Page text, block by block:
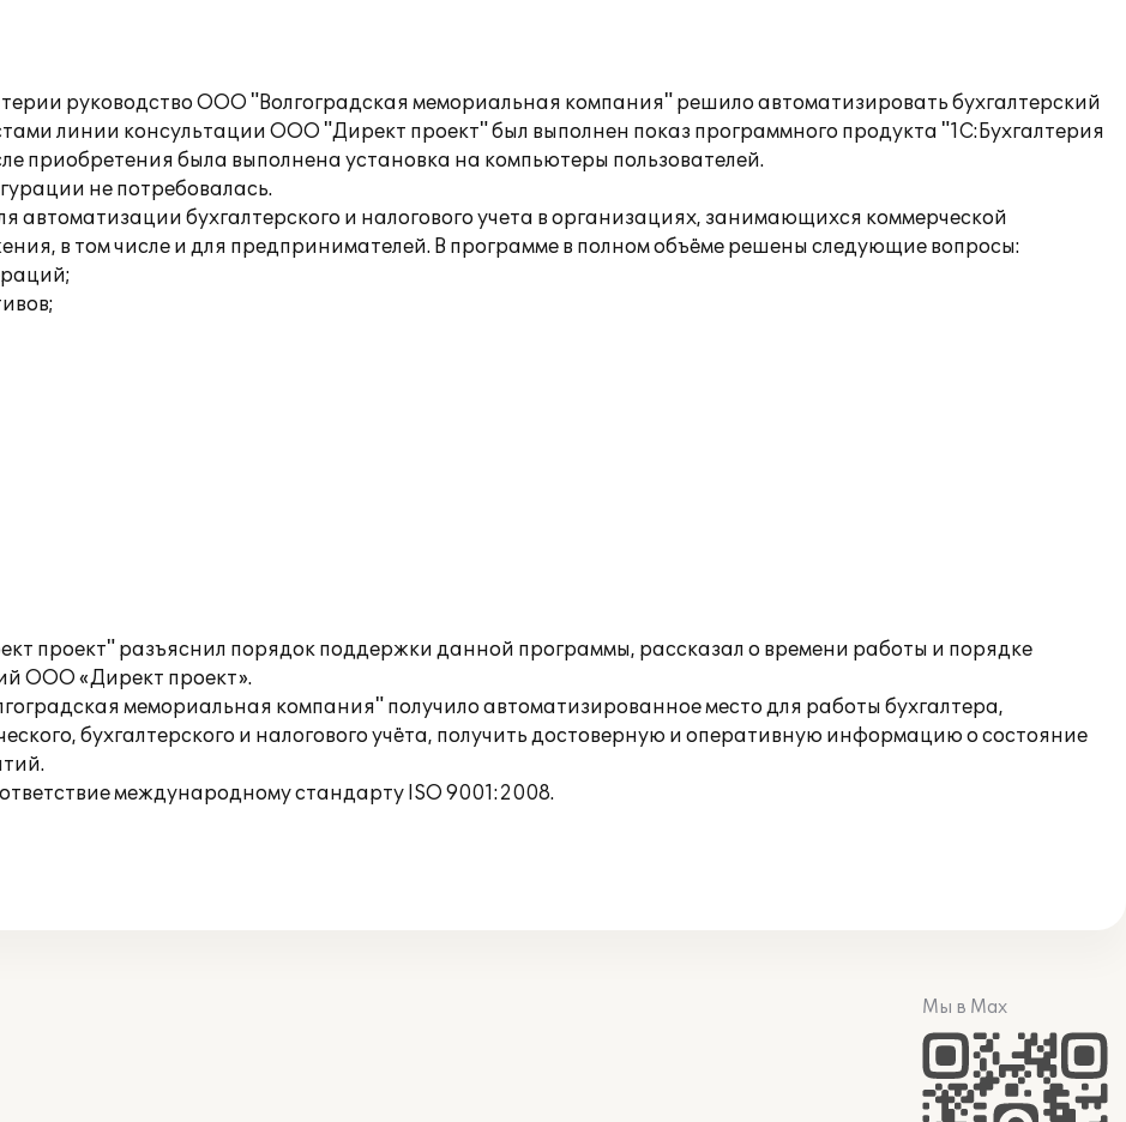
руководство ООО "Волгоградская мемориальная компания" решило автоматизировать бухгалтерский
линии консультации ООО "Директ проект" был выполнен показ программного продукта "1С:Бухгалтерия
приобретения была выполнена установка на компьютеры пользователей.
не потребовалась.
автоматизации бухгалтерского и налогового учета в организациях, занимающихся коммерческой
в том числе и для предпринимателей. В программе в полном объёме решены следующие вопросы:
проект" разъяснил порядок поддержки данной программы, рассказал о времени работы и порядке
ООО «Директ проект».
мемориальная компания" получило автоматизированное место для работы бухгалтера,
бухгалтерского и налогового учёта, получить достоверную и оперативную информацию о состояние
международному стандарту ISO 9001:2008.
Мы в Max